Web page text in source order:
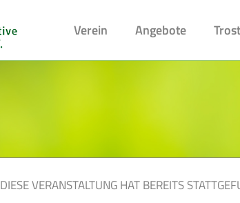
Verein Angebote
DIESE VERANSTALTUNG HAT BEREITS